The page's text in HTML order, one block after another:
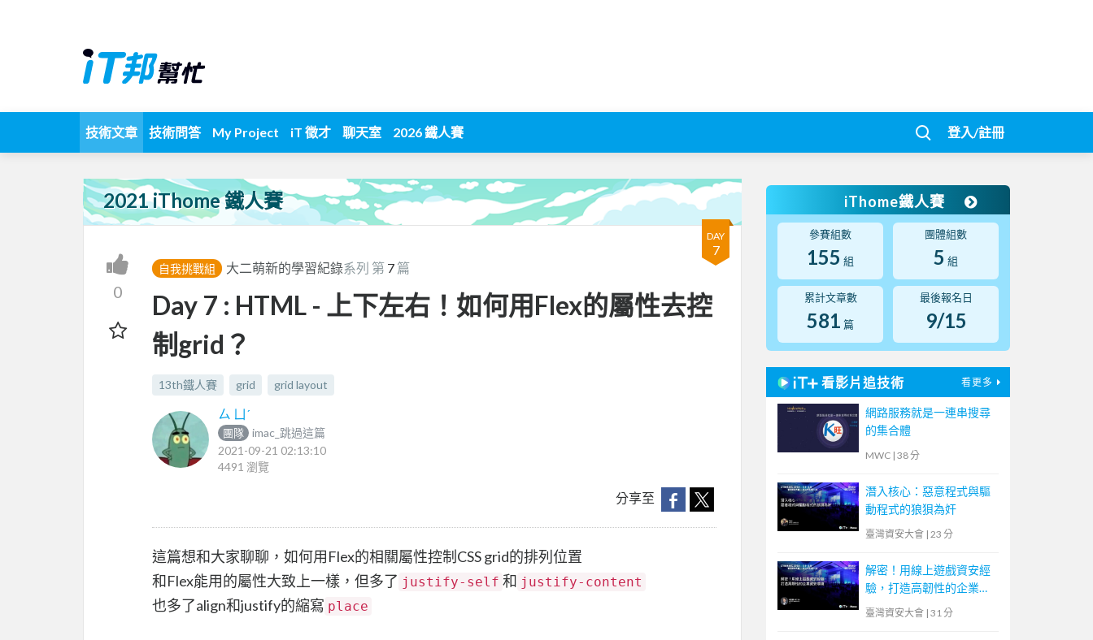
技術文章 技術問答 My Project iT 徵才 聊天室 2026 鐵人賽 登入/註冊
2021 iThome 鐵人賽
DAY
7
0
自我挑戰組 大二萌新的學習紀錄系列 第 7 篇
Day 7 : HTML - 上下左右！如何用Flex的屬性去控
制grid？
13th鐵人賽 grid grid layout
ㄙ ㄩˊ
團隊
imac_跳過這篇
2021-09-21 02:13:10
4491 瀏覽
分享至
這篇想和大家聊聊，如何用Flex的相關屬性控制CSS grid的排列位置
和Flex能用的屬性大致上一樣，但多了 justify-self 和 justify-content
也多了align和justify的縮寫 place
iThome鐵人賽
參賽組數
155 組
團體組數
5 組
累計文章數
581 篇
最後報名日
9/15
看影片追技術 看更多
網路服務就是一連串搜尋
的集合體
MWC | 38 分
潛入核心：惡意程式與驅
動程式的狼狽為奸
臺灣資安大會 | 23 分
解密！用線上遊戲資安經
驗，打造高韌性的企業資
安環境
臺灣資安大會 | 31 分